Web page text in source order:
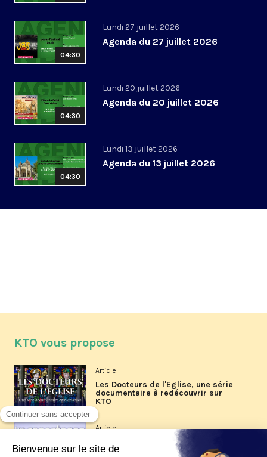
04:30
Lundi 27 juillet 2026
Agenda du 27 juillet 2026
04:30
Lundi 20 juillet 2026
Agenda du 20 juillet 2026
04:30
Lundi 13 juillet 2026
Agenda du 13 juillet 2026
KTO vous propose
Article
Les Docteurs de l'Église, une série
documentaire à redécouvrir sur
KTO
Article
Les reportages d'été 2026 de KTO